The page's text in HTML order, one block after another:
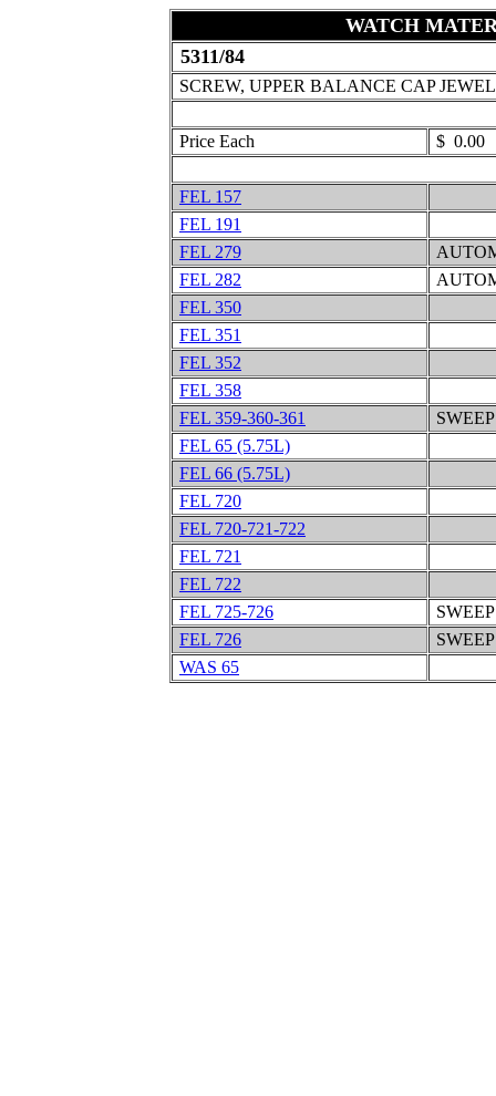
WATCH
5311/84
SCREW, UPPER BALANCE CAP JEWEL
Price Each $ 0.00
FEL 157
FEL 191
FEL 279
FEL 282
FEL 350
FEL 351
FEL 352
FEL 358
FEL 359-360-361
FEL 65 (5.75L)
FEL 66 (5.75L)
FEL 720
FEL 720-721-722
FEL 721
FEL 722
FEL 725-726
FEL 726
WAS 65